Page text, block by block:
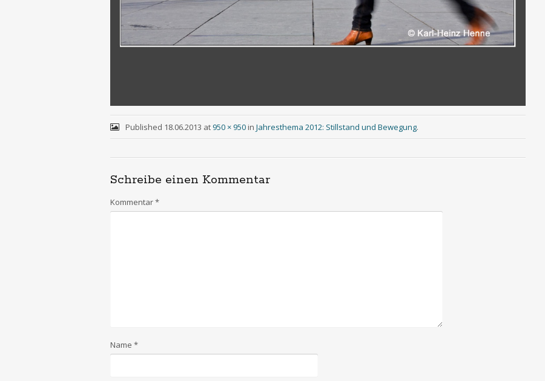
Published 18.06.2013 at950 × 950in Jahresthema 2012: Stillstand und Bewegung.
Schreibe einen Kommentar
Kommentar*
Name *